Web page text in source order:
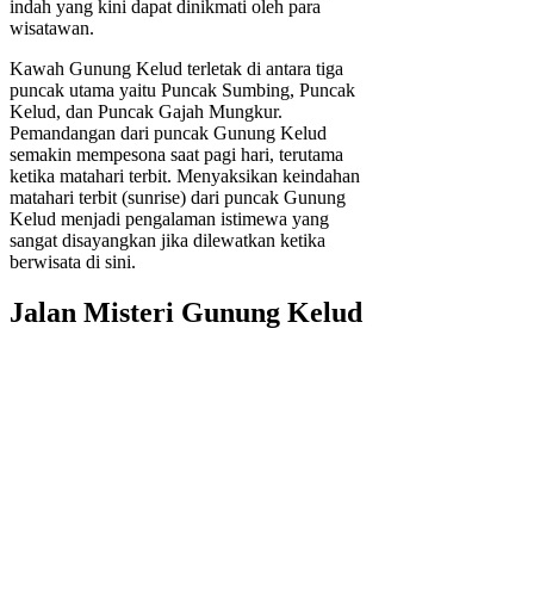
indah yang kini dapat dinikmati oleh para
wisatawan.
Kawah Gunung Kelud terletak di antara tiga
puncak utama yaitu Puncak Sumbing, Puncak
Kelud, dan Puncak Gajah Mungkur.
Pemandangan dari puncak Gunung Kelud
semakin mempesona saat pagi hari, terutama
ketika matahari terbit. Menyaksikan keindahan
matahari terbit (sunrise) dari puncak Gunung
Kelud menjadi pengalaman istimewa yang
sangat disayangkan jika dilewatkan ketika
berwisata di sini.
Jalan Misteri Gunung Kelud